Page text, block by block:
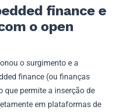
finance e
o open
o surgimento e a
finance (ou finanças
que permite a inserção de
em plataformas de